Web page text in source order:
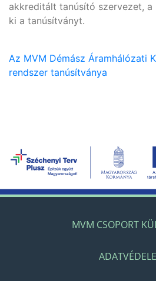
akkreditált tanúsító szervezet,
ki a tanúsítványt.
Az MVM Démász Áramhálózati
rendszer tanúsítványa
MVM CSOPORT